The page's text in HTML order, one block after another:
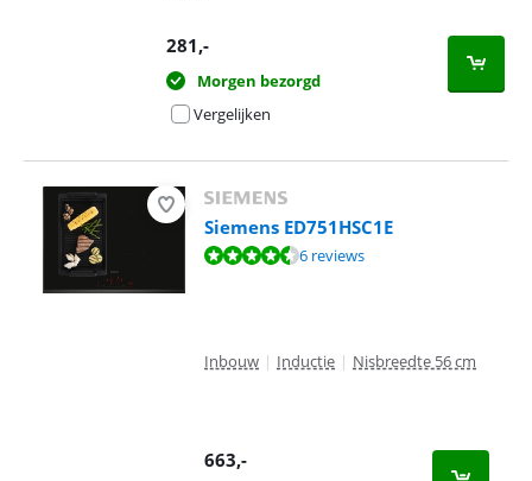
281,-
Morgen bezorgd
Vergelijken
Siemens ED751HSC1E
Beoordeling is 9,4 van de 10, gebaseerd op 6 reviews.
6 reviews
Inbouw | Inductie | Nisbreedte 56 cm
663,-